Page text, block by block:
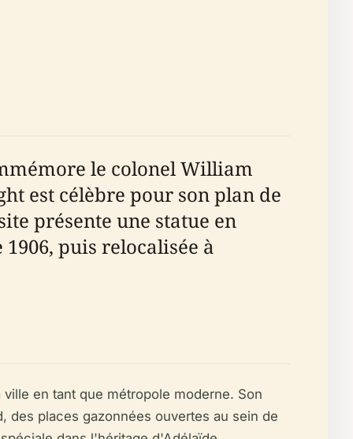
le colonel William
est célèbre pour son plan de
présente une statue en
puis relocalisée à
en tant que métropole moderne. Son
des places gazonnées ouvertes au sein de